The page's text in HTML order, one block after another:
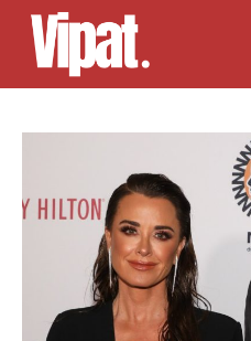
Skip
content